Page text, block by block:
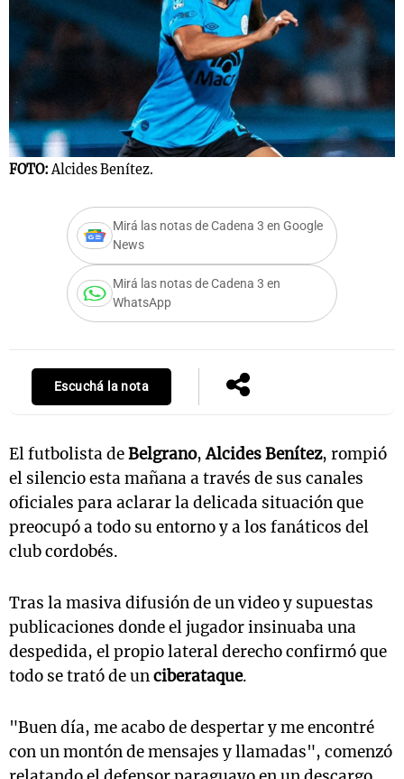
FOTO:Alcides Benítez.
Mirá las notas de Cadena 3 en Google
News
Mirá las notas de Cadena 3 en
WhatsApp
Escuchá la nota
El futbolista deBelgrano,Alcides Benítez, rompió
el silencio esta mañana a través de sus canales
oficiales para aclarar la delicada situación que
preocupó a todo su entorno y a los fanáticos del
club cordobés.
Tras la masiva difusión de un video y supuestas
publicaciones donde el jugador insinuaba una
despedida, el propio lateral derecho confirmó que
todo se trató de unciberataque.
"Buen día, me acabo de despertar y me encontré
con un montón de mensajes y llamadas", comenzó